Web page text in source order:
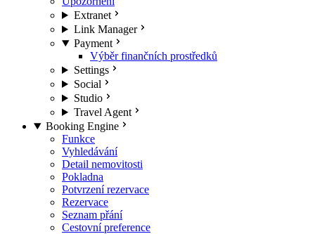
Extranet
Link Manager
Payment
Výběr finančních prostředků
Settings
Social
Studio
Travel Agent
Booking Engine
Funkce
Vyhledávání
Detail nemovitosti
Pokladna
Potvrzení rezervace
Rezervace
Seznam přání
Cestovní preference